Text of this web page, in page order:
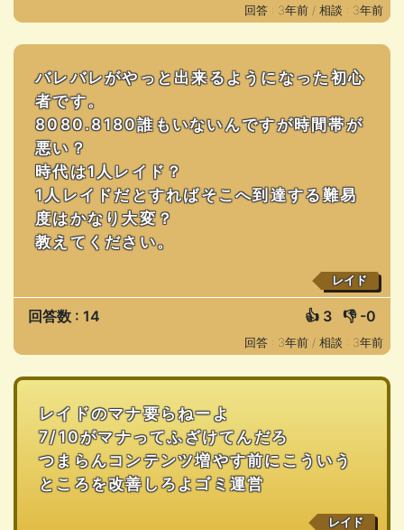
回答 : 3年前 / 相談 : 3年前
バレバレがやっと出来るようになった初心
者です。
8080.8180誰もいないんですが時間帯が
悪い？
時代は1人レイド？
1人レイドだとすればそこへ到達する難易
度はかなり大変？
教えてください。
レイド
回答数 : 14 👍 3 👎 -0
回答 : 3年前 / 相談 : 3年前
レイドのマナ要らねーよ
7/10がマナってふざけてんだろ
つまらんコンテンツ増やす前にこういう
ところを改善しろよゴミ運営
レイド